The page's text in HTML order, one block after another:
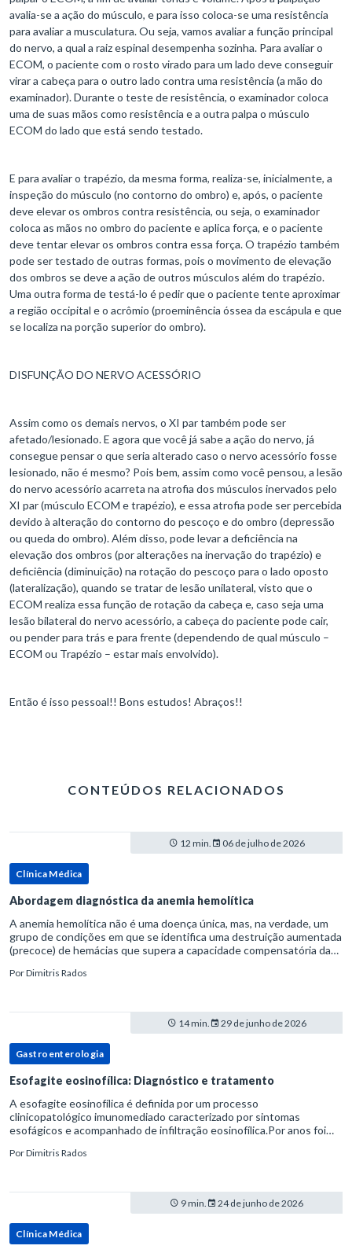
avalia-se a ação do músculo, e para isso coloca-se uma resistência
para avaliar a musculatura. Ou seja, vamos avaliar a função principal
do nervo, a qual a raiz espinal desempenha sozinha. Para avaliar o
ECOM, o paciente com o rosto virado para um lado deve conseguir
virar a cabeça para o outro lado contra uma resistência (a mão do
examinador). Durante o teste de resistência, o examinador coloca
uma de suas mãos como resistência e a outra palpa o músculo
ECOM do lado que está sendo testado.
E para avaliar o trapézio, da mesma forma, realiza-se, inicialmente, a
inspeção do músculo (no contorno do ombro) e, após, o paciente
deve elevar os ombros contra resistência, ou seja, o examinador
coloca as mãos no ombro do paciente e aplica força, e o paciente
deve tentar elevar os ombros contra essa força. O trapézio também
pode ser testado de outras formas, pois o movimento de elevação
dos ombros se deve a ação de outros músculos além do trapézio.
Uma outra forma de testá-lo é pedir que o paciente tente aproximar
a região occipital e o acrômio (proeminência óssea da escápula e que
se localiza na porção superior do ombro).
DISFUNÇÃO DO NERVO ACESSÓRIO
Assim como os demais nervos, o XI par também pode ser
afetado/lesionado. E agora que você já sabe a ação do nervo, já
consegue pensar o que seria alterado caso o nervo acessório fosse
lesionado, não é mesmo? Pois bem, assim como você pensou, a lesão
do nervo acessório acarreta na atrofia dos músculos inervados pelo
XI par (músculo ECOM e trapézio), e essa atrofia pode ser percebida
devido à alteração do contorno do pescoço e do ombro (depressão
ou queda do ombro). Além disso, pode levar a deficiência na
elevação dos ombros (por alterações na inervação do trapézio) e
deficiência (diminuição) na rotação do pescoço para o lado oposto
(lateralização), quando se tratar de lesão unilateral, visto que o
ECOM realiza essa função de rotação da cabeça e, caso seja uma
lesão bilateral do nervo acessório, a cabeça do paciente pode cair,
ou pender para trás e para frente (dependendo de qual músculo –
ECOM ou Trapézio – estar mais envolvido).
Então é isso pessoal!! Bons estudos! Abraços!!
CONTEÚDOS RELACIONADOS
12 min. 06 de julho de 2026
Clínica Médica
Abordagem diagnóstica da anemia hemolítica
A anemia hemolítica não é uma doença única, mas, na verdade, um
grupo de condições em que se identifica uma destruição aumentada
(precoce) de hemácias que supera a capacidade compensatória da
PorDimitris Rados
14 min. 29 de junho de 2026
Gastroenterologia
Esofagite eosinofílica: Diagnóstico e tratamento
A esofagite eosinofílica é definida por um processo
clinicopatológico imunomediado caracterizado por sintomas
esofágicos e acompanhado de infiltração eosinofílica.Por anos foi
refluxo gastr
PorDimitris Rados
9 min. 24 de junho de 2026
Clínica Médica